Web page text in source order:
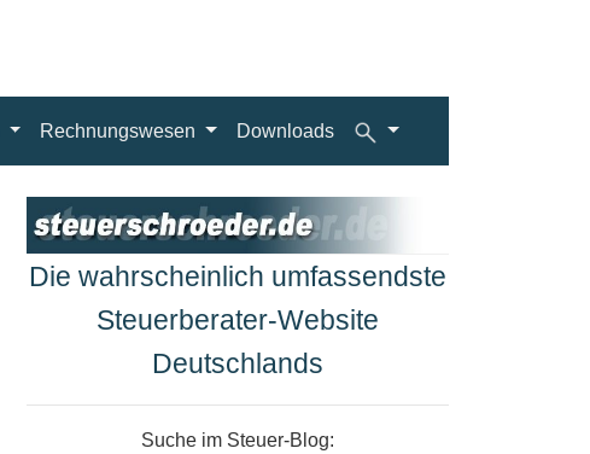
Rechnungswesen Downloads
Die wahrscheinlich umfassendste
Steuerberater-Website
Deutschlands
Suche im Steuer-Blog: